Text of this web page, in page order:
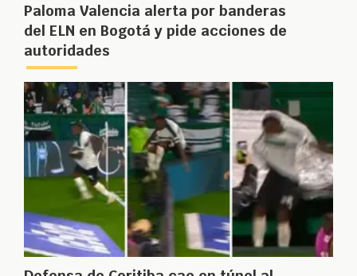
Paloma Valencia alerta por banderas
del ELN en Bogotá y pide acciones de
autoridades